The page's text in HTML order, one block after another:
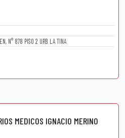
N° 878 PISO 2 URB. LA TINA
MEDICOS IGNACIO MERINO